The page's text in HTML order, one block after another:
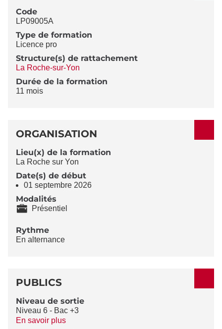
Code
LP09005A
Type de formation
Licence pro
Structure(s) de rattachement
La Roche-sur-Yon
Durée de la formation
11 mois
ORGANISATION
Lieu(x) de la formation
La Roche sur Yon
Date(s) de début
01 septembre 2026
Modalités
Présentiel
Rythme
En alternance
PUBLICS
Niveau de sortie
Niveau 6 - Bac +3
En savoir plus